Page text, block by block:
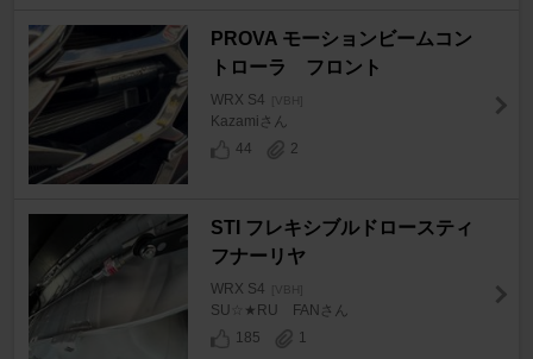
PROVA モーションビームコン
トローラ フロント
WRX S4 [VBH]
Kazamiさん
44
2
STI フレキシブルドロースティ
フナーリヤ
WRX S4 [VBH]
SU☆★RU FANさん
185
1